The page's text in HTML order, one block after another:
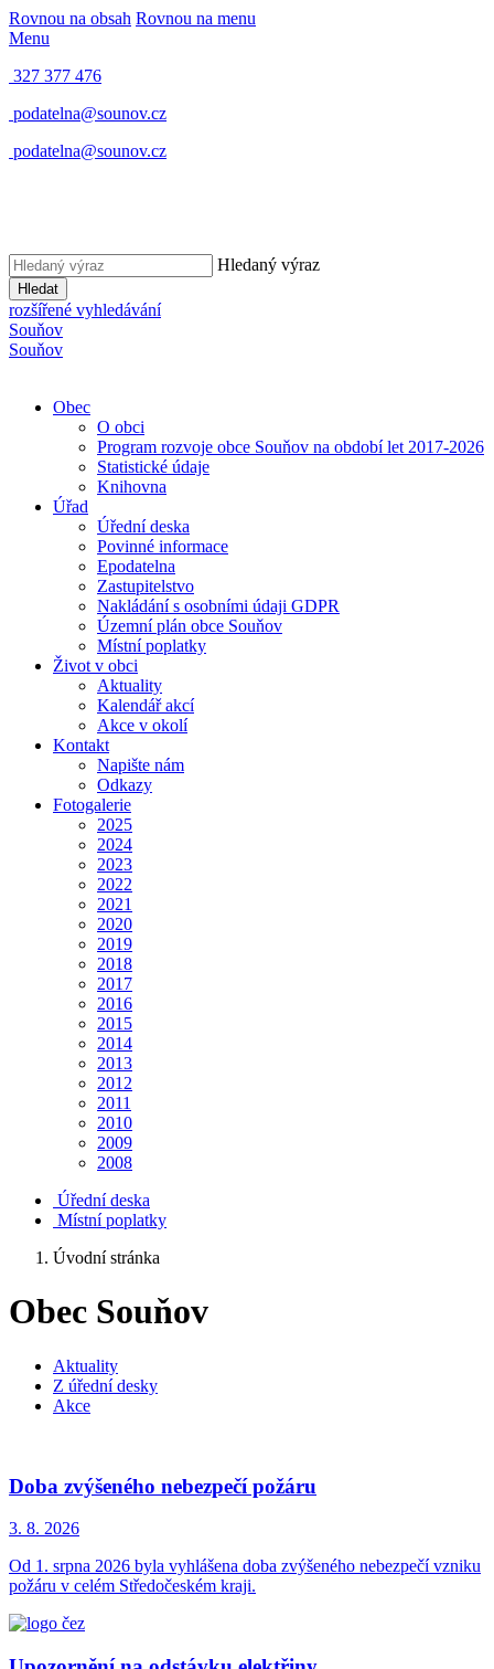
Rovnou na obsah Rovnou na menu
Menu
327 377 476
podatelna@sounov.cz
podatelna@sounov.cz
Hledaný výraz
Hledat
rozšířené vyhledávání
Souňov
Souňov
Obec
O obci
Program rozvoje obce Souňov na období let 2017-2026
Statistické údaje
Knihovna
Úřad
Úřední deska
Povinné informace
Epodatelna
Zastupitelstvo
Nakládání s osobními údaji GDPR
Územní plán obce Souňov
Místní poplatky
Život v obci
Aktuality
Kalendář akcí
Akce v okolí
Kontakt
Napište nám
Odkazy
Fotogalerie
2025
2024
2023
2022
2021
2020
2019
2018
2017
2016
2015
2014
2013
2012
2011
2010
2009
2008
Úřední deska
Místní poplatky
Úvodní stránka
Obec Souňov
Aktuality
Z úřední desky
Akce
Doba zvýšeného nebezpečí požáru
3. 8. 2026
Od 1. srpna 2026 byla vyhlášena doba zvýšeného nebezpečí vzniku
požáru v celém Středočeském kraji.